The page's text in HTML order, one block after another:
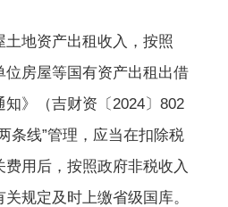
地资产出租收入，按照
位房屋等国有资产出租出借
》（吉财资〔2024〕802
条线”管理，应当在扣除税
用后，按照政府非税收入
规定及时上缴省级国库。